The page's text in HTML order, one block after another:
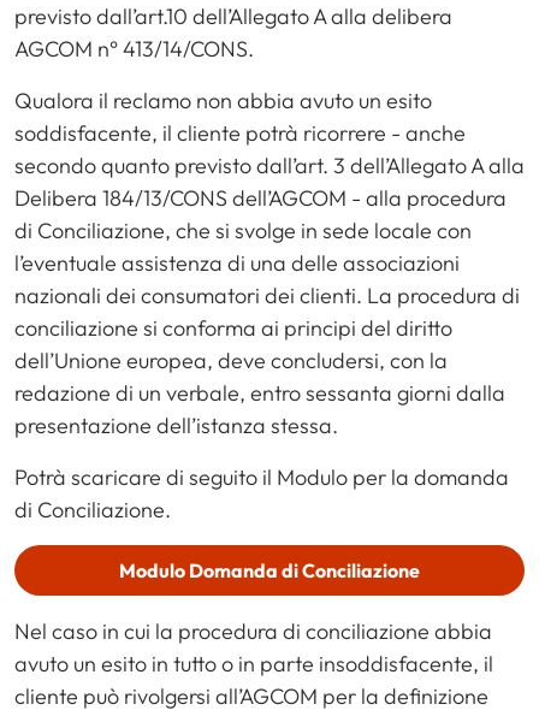
previsto dall’art.10 dell’Allegato A alla delibera
AGCOM n° 413/14/CONS.
Qualora il reclamo non abbia avuto un esito
soddisfacente, il cliente potrà ricorrere - anche
secondo quanto previsto dall’art. 3 dell’Allegato A alla
Delibera 184/13/CONS dell’AGCOM - alla procedura
di Conciliazione, che si svolge in sede locale con
l’eventuale assistenza di una delle associazioni
nazionali dei consumatori dei clienti. La procedura di
conciliazione si conforma ai principi del diritto
dell’Unione europea, deve concludersi, con la
redazione di un verbale, entro sessanta giorni dalla
presentazione dell’istanza stessa.
Potrà scaricare di seguito il Modulo per la domanda
di Conciliazione.
Modulo Domanda di Conciliazione
Nel caso in cui la procedura di conciliazione abbia
avuto un esito in tutto o in parte insoddisfacente, il
cliente può rivolgersi all’AGCOM per la definizione